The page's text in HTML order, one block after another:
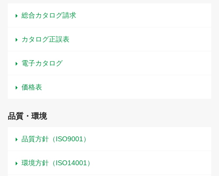
総合カタログ請求
カタログ正誤表
電子カタログ
価格表
品質・環境
品質方針（ISO9001）
環境方針（ISO14001）